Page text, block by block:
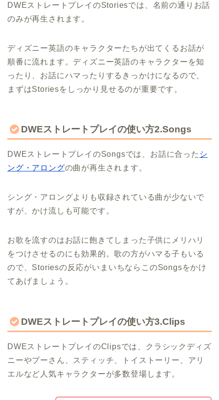
DWEストレートプレイのStoriesでは、名前の通りお話
のみが再生されます。
ディズニー英語のキャラクターたちが出てくるお話が
順番に流れます。ディズニー英語のキャラクターを知
ったり、お話にハマったりするきっかけになるので、
まずはStoriesをしっかり見せるのが重要です。
DWEストレートプレイの使い方2.Songs
DWEストレートプレイのSongsでは、お話に合った シ
ング・アロングの曲が再生されます。
シング・アロングよりも収録されている曲が少ないで
すが、かけ流しも可能です。
お歌を流すのはお話に飽きてしまった子供にメリハリ
をつけさせるのにも効果的。歌の方がハマる子もいる
ので、Storiesの反応がいまいちならこのSongsをかけ
てあげましょう。
DWEストレートプレイの使い方3.Clips
DWEストレートプレイのClipsでは、クラシックディズ
ニーやプーさん、スティッチ、トイストーリー、アリ
エルなど人気キャラクターが多数登場します。